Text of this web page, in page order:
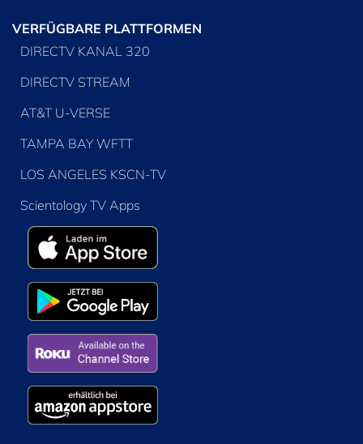
VERFÜGBARE PLATTFORMEN
DIRECTV KANAL 320
DIRECTV STREAM
AT&T U-VERSE
TAMPA BAY WFTT
LOS ANGELES KSCN-TV
Scientology TV Apps